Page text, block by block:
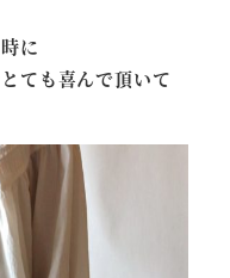
に
ても喜んで頂いて